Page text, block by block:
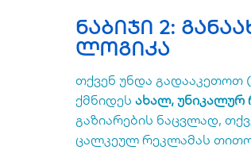
ნაბიჯი 2:
ლოგიკა
თქვენ უნდა გადააკეთოთ
ქმნიდეს ახალ, უნიკალურ
გაზიარების ნაცვლად,
ცალკეულ რეკლამას